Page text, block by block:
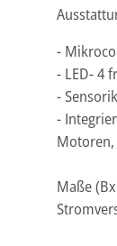
-
- LED- 4
-
-
Maße